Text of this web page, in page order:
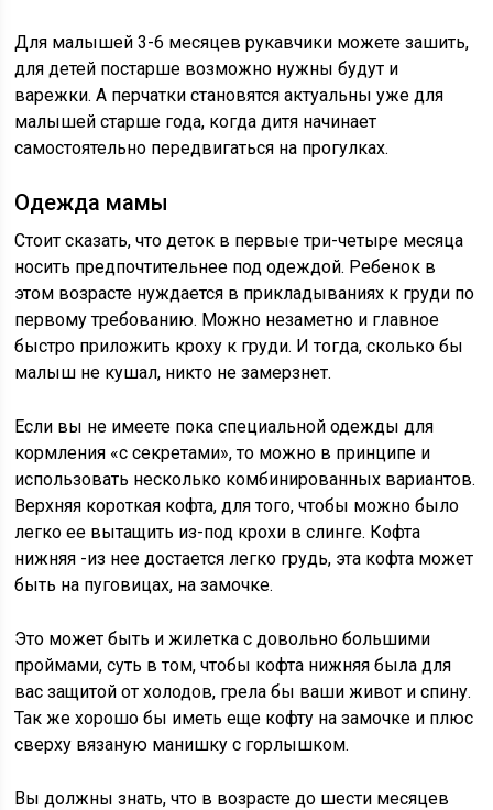
Для малышей 3-6 месяцев рукавчики можете зашить,
для детей постарше возможно нужны будут и
варежки. А перчатки становятся актуальны уже для
малышей старше года, когда дитя начинает
самостоятельно передвигаться на прогулках.
Одежда мамы
Стоит сказать, что деток в первые три-четыре месяца
носить предпочтительнее под одеждой. Ребенок в
этом возрасте нуждается в прикладываниях к груди по
первому требованию. Можно незаметно и главное
быстро приложить кроху к груди. И тогда, сколько бы
малыш не кушал, никто не замерзнет.
Если вы не имеете пока специальной одежды для
кормления «с секретами», то можно в принципе и
использовать несколько комбинированных вариантов.
Верхняя короткая кофта, для того, чтобы можно было
легко ее вытащить из-под крохи в слинге. Кофта
нижняя -из нее достается легко грудь, эта кофта может
быть на пуговицах, на замочке.
Это может быть и жилетка с довольно большими
проймами, суть в том, чтобы кофта нижняя была для
вас защитой от холодов, грела бы ваши живот и спину.
Так же хорошо бы иметь еще кофту на замочке и плюс
сверху вязаную манишку с горлышком.
Вы должны знать, что в возрасте до шести месяцев